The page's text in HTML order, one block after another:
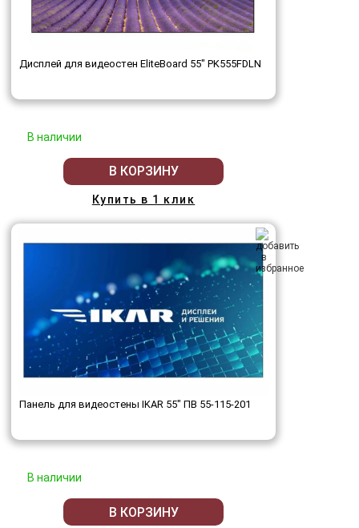
Дисплей для видеостен EliteBoard 55" PK555FDLN
В наличии
В КОРЗИНУ
Купить в 1 клик
Панель для видеостены IKAR 55" ПВ 55-115-201
В наличии
В КОРЗИНУ